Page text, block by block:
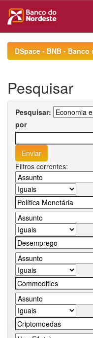
navigationDSpace - BNB -
Pesquisar
Pesquisar:
por
Filtros correntes: